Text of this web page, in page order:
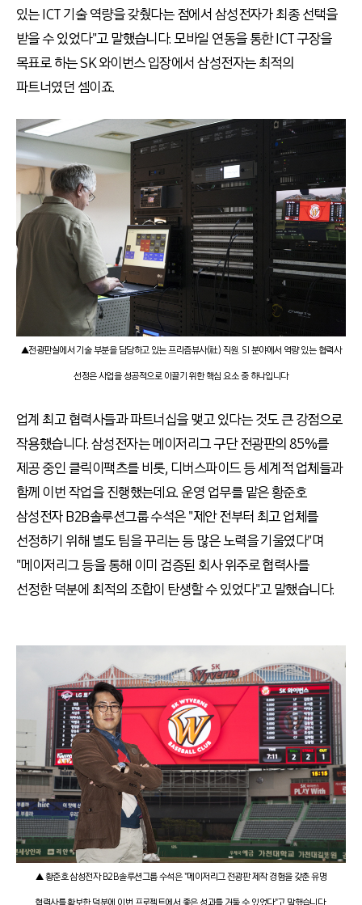
있는 ICT 기술 역량을 갖췄다는 점에서 삼성전자가 최종 선택을
받을 수 있었다"고 말했습니다. 모바일 연동을 통한 ICT 구장을
목표로 하는 SK 와이번스 입장에서 삼성전자는 최적의
파트너였던 셈이죠.
▲전광판실에서 기술 부분을 담당하고 있는 프리즘뷰사(社) 직원. SI 분야에서 역량 있는 협력사
선정은 사업을 성공적으로 이끌기 위한 핵심 요소 중 하나입니다
업계 최고 협력사들과 파트너십을 맺고 있다는 것도 큰 강점으로
작용했습니다. 삼성전자는 메이저리그 구단 전광판의 85%를
제공 중인 클릭이팩츠를 비롯, 디버스파이드 등 세계적 업체들과
함께 이번 작업을 진행했는데요. 운영 업무를 맡은 황준호
삼성전자 B2B솔루션그룹 수석은 "제안 전부터 최고 업체를
선정하기 위해 별도 팀을 꾸리는 등 많은 노력을 기울였다"며
"메이저리그 등을 통해 이미 검증된 회사 위주로 협력사를
선정한 덕분에 최적의 조합이 탄생할 수 있었다"고 말했습니다.
▲ 황준호 삼성전자 B2B솔루션그룹 수석은 "메이저리그 전광판 제작 경험을 갖춘 유명
협력사를 확보한 덕분에 이번 프로젝트에서 좋은 성과를 거둘 수 있었다"고 말했습니다